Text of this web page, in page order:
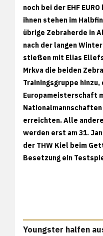
noch bei der EHF
ihnen stehen im
übrige Zebraherde in
nach der langen
stießen mit Elias
Mrkva die beiden
Trainingsgruppe
Europameisterschaft
erreichten. Alle
werden erst am 31.
der THW Kiel beim
Besetzung ein
Youngster halfen